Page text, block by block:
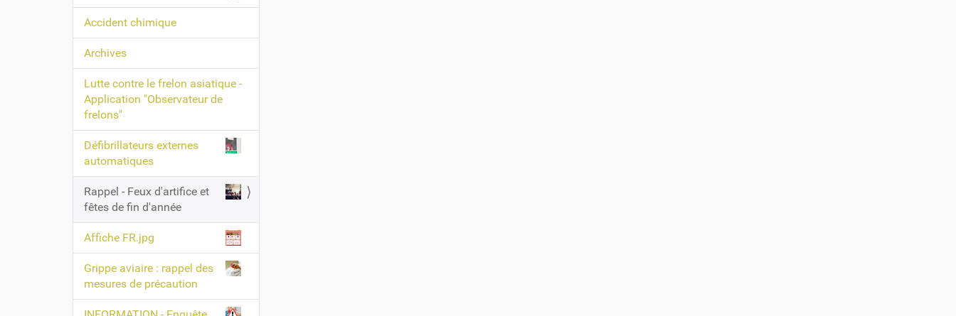
Accident chimique
Archives
Lutte contre le frelon asiatique -
Application "Observateur de
frelons"
Défibrillateurs externes
automatiques
Rappel - Feux d'artifice et
fêtes de fin d'année
Affiche FR.jpg
Grippe aviaire : rappel des
mesures de précaution